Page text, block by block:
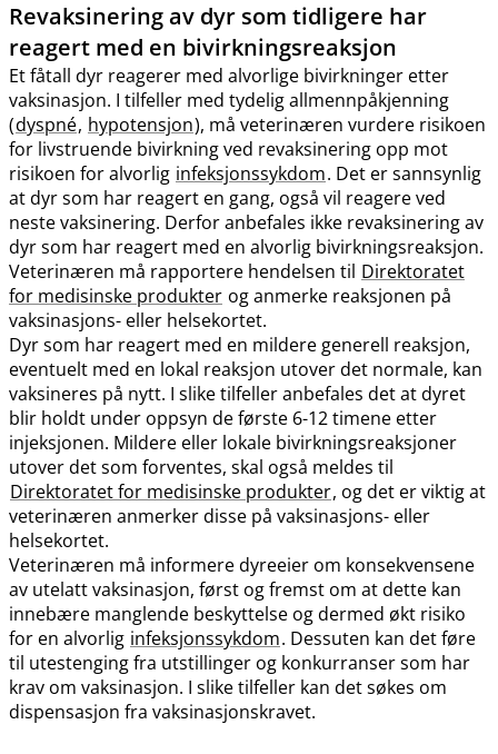
Revaksinering av dyr som tidligere har
reagert med en bivirkningsreaksjon
Et fåtall dyr reagerer med alvorlige bivirkninger etter
vaksinasjon. I tilfeller med tydelig allmennpåkjenning
(dyspné, hypotensjon), må veterinæren vurdere risikoen
for livstruende bivirkning ved revaksinering opp mot
risikoen for alvorlig infeksjonssykdom. Det er sannsynlig
at dyr som har reagert en gang, også vil reagere ved
neste vaksinering. Derfor anbefales ikke revaksinering av
dyr som har reagert med en alvorlig bivirkningsreaksjon.
Veterinæren må rapportere hendelsen til Direktoratet
for medisinske produkter og anmerke reaksjonen på
vaksinasjons- eller helsekortet.
Dyr som har reagert med en mildere generell reaksjon,
eventuelt med en lokal reaksjon utover det normale, kan
vaksineres på nytt. I slike tilfeller anbefales det at dyret
blir holdt under oppsyn de første 6-12 timene etter
injeksjonen. Mildere eller lokale bivirkningsreaksjoner
utover det som forventes, skal også meldes til
Direktoratet for medisinske produkter, og det er viktig at
veterinæren anmerker disse på vaksinasjons- eller
helsekortet.
Veterinæren må informere dyreeier om konsekvensene
av utelatt vaksinasjon, først og fremst om at dette kan
innebære manglende beskyttelse og dermed økt risiko
for en alvorlig infeksjonssykdom. Dessuten kan det føre
til utestenging fra utstillinger og konkurranser som har
krav om vaksinasjon. I slike tilfeller kan det søkes om
dispensasjon fra vaksinasjonskravet.